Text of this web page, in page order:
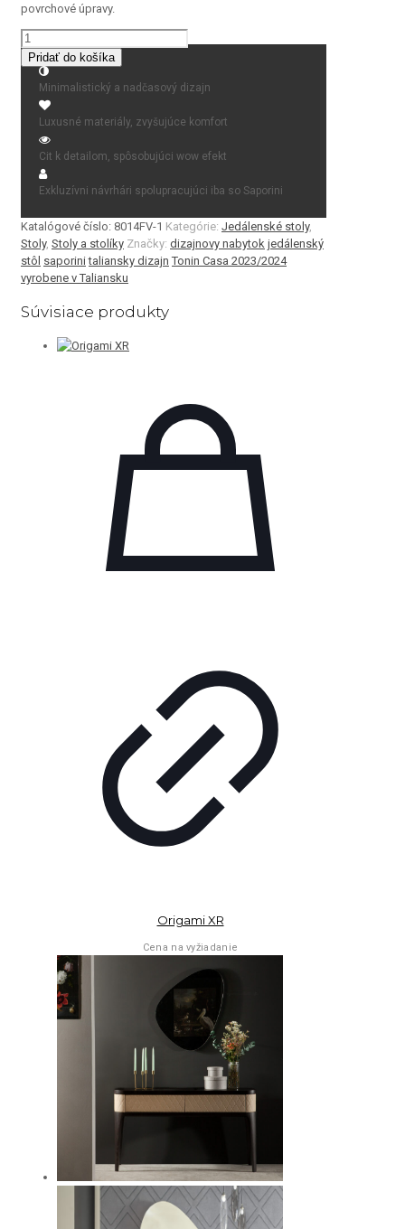
povrchové úpravy.
množstvo
Reverse
Pridať do košíka
Minimalistický a nadčasový dizajn
Luxusné materiály, zvyšujúce komfort
Cit k detailom, spôsobujúci wow efekt
Exkluzívni návrhári spolupracujúci iba so Saporini
Katalógové číslo: 8014FV-1 Kategórie: Jedálenské stoly,
Stoly, Stoly a stolíky Značky: dizajnovy nabytok jedálenský
stôl saporini taliansky dizajn Tonin Casa 2023/2024
vyrobene v Taliansku
Súvisiace produkty
Origami XR
Cena na vyžiadanie